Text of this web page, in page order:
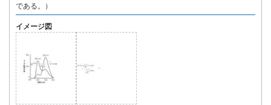
である。）
イメージ図